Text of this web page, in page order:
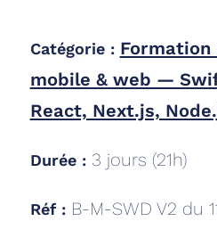
Catégorie : Formation
mobile & web —
React, Next.js,
Durée : 3 jours (21h)
Réf : B-M-SWD V2 du